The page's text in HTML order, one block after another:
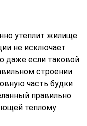
утеплит жилище
не исключает
даже если таковой
строении
часть будки
правильно
теплому